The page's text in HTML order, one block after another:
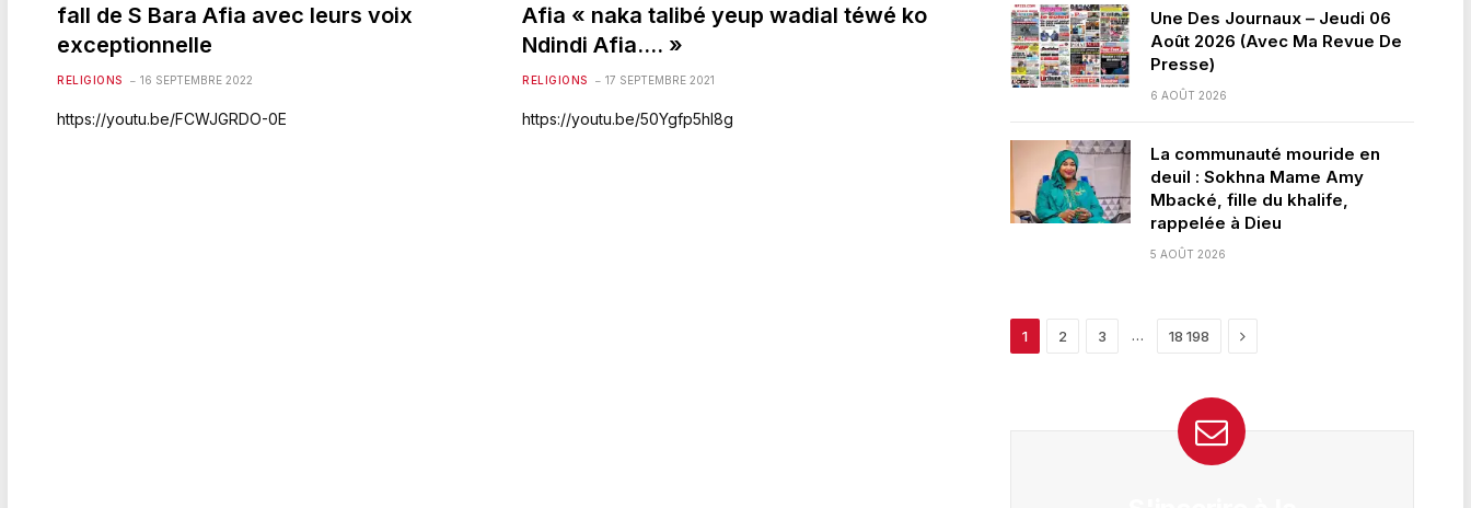
fall de S Bara Afia avec leurs voix
exceptionnelle
RELIGIONS 16 SEPTEMBRE 2022
https://youtu.be/FCWJGRDO-0E
Afia « naka talibé yeup wadial téwé ko
Ndindi Afia…. »
RELIGIONS 17 SEPTEMBRE 2021
https://youtu.be/50Ygfp5hI8g
Une Des Journaux – Jeudi 06
Août 2026 (Avec Ma Revue De
Presse)
6 AOÛT 2026
La communauté mouride en
deuil : Sokhna Mame Amy
Mbacké, fille du khalife,
rappelée à Dieu
5 AOÛT 2026
1 2 3 … 18 198 Next